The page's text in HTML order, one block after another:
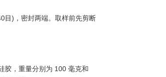
目)，密封两端。取样前先剪断
胶，重量分别为 100 毫克和